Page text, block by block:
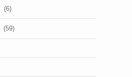
(6)
(59)